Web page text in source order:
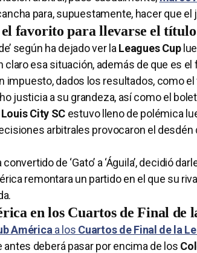
para, supuestamente, hacer que el
favorito para llevarse el
según ha dejado ver la Leagues Cup
esa situación, además de que es el
impuesto, dados los resultados, como
justicia a su grandeza, así como el
City SC estuvo lleno de polémica
arbitrales provocaron el
de ‘Gato’ a ‘Águila’, decidió
remontara un partido en el que su
en los Cuartos de Final de
América a los Cuartos de Final de la
deberá pasar por encima de los